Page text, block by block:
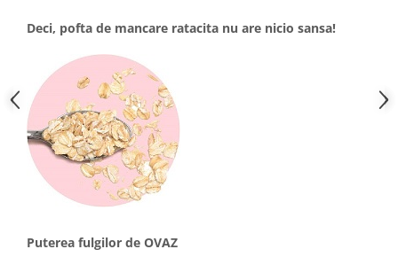
Deci, pofta de mancare ratacita nu are nicio sansa!
Puterea fulgilor de OVAZ